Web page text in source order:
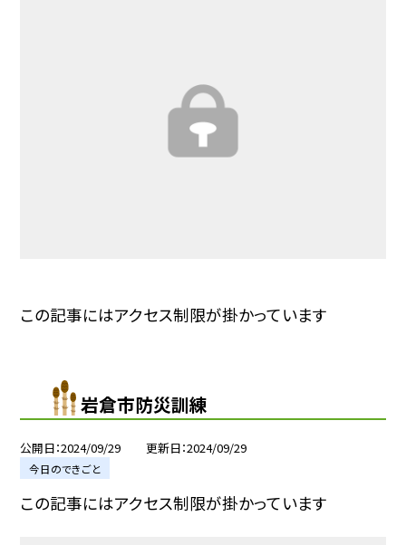
この記事にはアクセス制限が掛かっています
岩倉市防災訓練
公開日 2024/09/29 更新日 2024/09/29
今日のできごと
この記事にはアクセス制限が掛かっています